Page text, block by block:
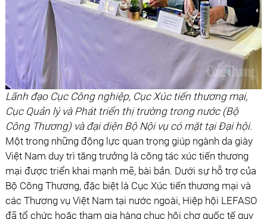
Lãnh đạo Cục Công nghiệp, Cục Xúc tiến thương mại,
Cục Quản lý và Phát triển thị trường trong nước (Bộ
Công Thương) và đại diện Bộ Nội vụ có mặt tại Đại hội.
Một trong những động lực quan trọng giúp ngành da giày
Việt Nam duy trì tăng trưởng là công tác xúc tiến thương
mại được triển khai mạnh mẽ, bài bản. Dưới sự hỗ trợ của
Bộ Công Thương, đặc biệt là Cục Xúc tiến thương mại và
các Thương vụ Việt Nam tại nước ngoài, Hiệp hội LEFASO
đã tổ chức hoặc tham gia hàng chục hội chợ quốc tế quy